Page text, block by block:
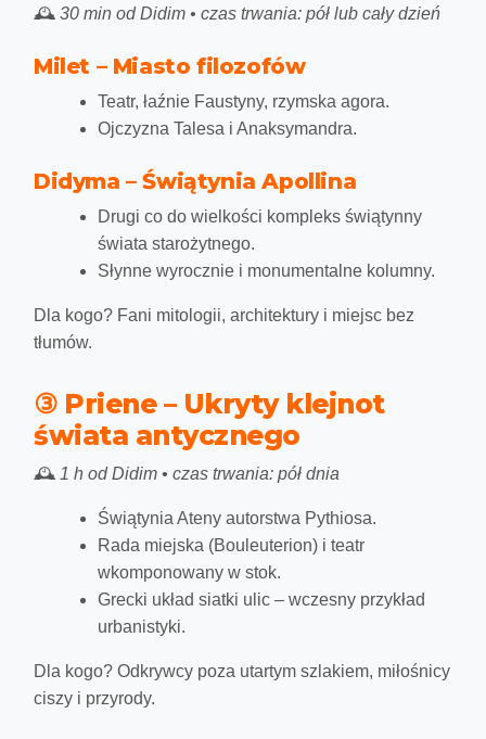
🕰️ 30 min od Didim • czas trwania: pół lub cały dzień
Milet – Miasto filozofów
Teatr, łaźnie Faustyny, rzymska agora.
Ojczyzna Talesa i Anaksymandra.
Didyma – Świątynia Apollina
Drugi co do wielkości kompleks świątynny
świata starożytnego.
Słynne wyrocznie i monumentalne kolumny.
Dla kogo? Fani mitologii, architektury i miejsc bez
tłumów.
③ Priene – Ukryty klejnot
świata antycznego
🕰️ 1 h od Didim • czas trwania: pół dnia
Świątynia Ateny autorstwa Pythiosa.
Rada miejska (Bouleuterion) i teatr
wkomponowany w stok.
Grecki układ siatki ulic – wczesny przykład
urbanistyki.
Dla kogo? Odkrywcy poza utartym szlakiem, miłośnicy
ciszy i przyrody.